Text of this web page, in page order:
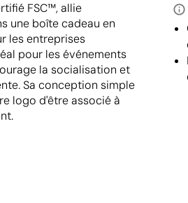
FSC™, allie
une boîte cadeau en
les entreprises
pour les événements
la socialisation et
Sa conception simple
logo d'être associé à